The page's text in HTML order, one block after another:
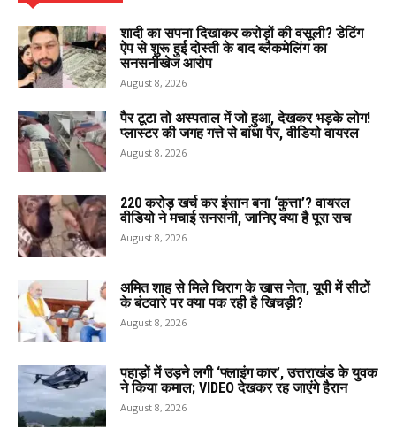
शादी का सपना दिखाकर करोड़ों की वसूली? डेटिंग
ऐप से शुरू हुई दोस्ती के बाद ब्लैकमेलिंग का
सनसनीखेज आरोप
August 8, 2026
पैर टूटा तो अस्पताल में जो हुआ, देखकर भड़के लोग!
प्लास्टर की जगह गत्ते से बांधा पैर, वीडियो वायरल
August 8, 2026
220 करोड़ खर्च कर इंसान बना ‘कुत्ता’? वायरल
वीडियो ने मचाई सनसनी, जानिए क्या है पूरा सच
August 8, 2026
अमित शाह से मिले चिराग के खास नेता, यूपी में सीटों
के बंटवारे पर क्या पक रही है खिचड़ी?
August 8, 2026
पहाड़ों में उड़ने लगी ‘फ्लाइंग कार’, उत्तराखंड के युवक
ने किया कमाल; VIDEO देखकर रह जाएंगे हैरान
August 8, 2026